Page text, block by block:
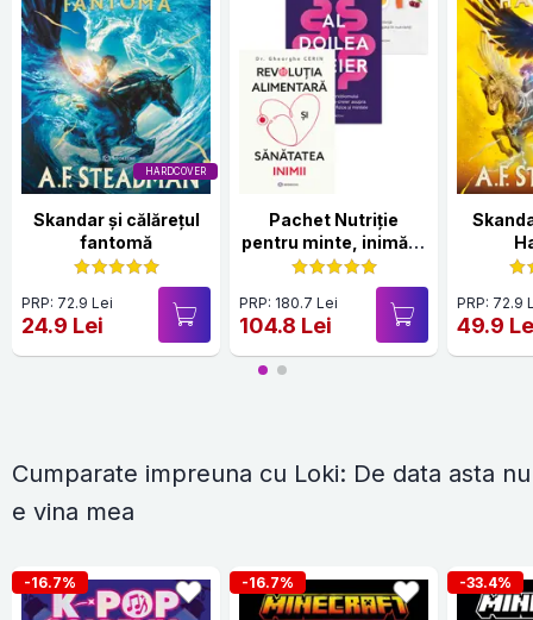
HARDCOVER
Skandar și călărețul
fantomă
PRP: 72.9 Lei
24.9 Lei
Pachet Nutriție
pentru minte, inimă și
intestin
PRP: 180.7 Lei
104.8 Lei
PRP: 72.9
49.9
Cumparate impreuna cu Loki: De data asta nu
e vina mea
-16.7% -16.7% -33.4%